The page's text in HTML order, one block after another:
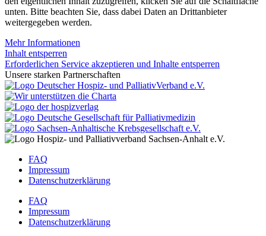
unten. Bitte beachten Sie, dass dabei Daten an Drittanbieter
weitergegeben werden.
Mehr Informationen
Inhalt entsperren
Erforderlichen Service akzeptieren und Inhalte entsperren
Unsere starken Partnerschaften
FAQ
Impressum
Datenschutzerklärung
FAQ
Impressum
Datenschutzerklärung